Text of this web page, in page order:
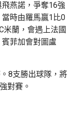
燕諾，爭奪16強
時由羅馬贏1比0
米蘭，會遇上法國
菲加會對圖盧
8支勝出球隊，將
對賽。